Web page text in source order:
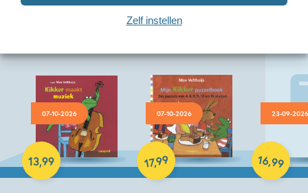
Zelf instellen
07-10-2026
13,99
Hardcover
07-10-2026
17,99
Hardcover
23-09-2026
16,99